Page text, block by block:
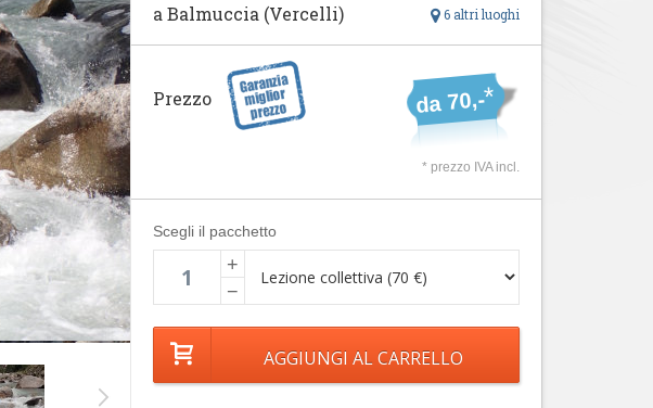
6 altri luoghi
a Balmuccia (Vercelli)
da 70,-*
Prezzo
* prezzo IVA incl.
Scegli il pacchetto
+
−